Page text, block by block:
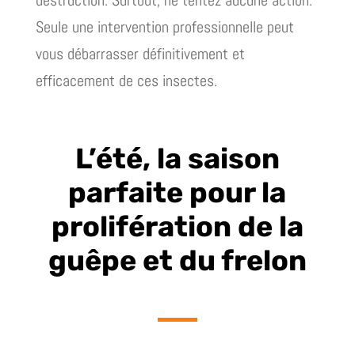
Seule une intervention professionnelle peut
vous débarrasser définitivement et
efficacement de ces insectes.
L’été, la saison
parfaite pour la
prolifération de la
guêpe et du frelon